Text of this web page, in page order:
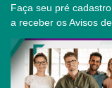
Faça seu pré
a receber os Avisos